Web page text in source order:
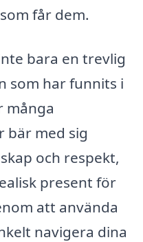
får dem.
bara en trevlig
som har funnits i
många
bär med sig
och respekt,
present för
att använda
navigera dina